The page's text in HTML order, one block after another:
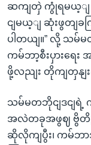
ဆကျတှဲ ကွုံရမယ့ျ အ
ငျမယ့ျ ဆုံးဖွတျခ
ပါတယျ။” လို့ သမ်မ
ကမ်ဘာ့စီးပှားရေး
ဖို့လညျး တိုကျတှနျး
သမ်မတဘိုငျဒငျရဲ့
အလဲတခုအဖွဈ ဗွိတိသြှ
ဆိုလိုကျပွီး၊ ကမ်ဘာ